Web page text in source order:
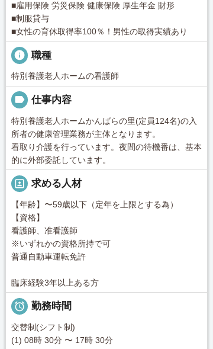
■雇用保険 労災保険 健康保険 厚生年金 財形
■制服貸与
■女性の育休取得率100％！男性の取得実績あり
info 職種
特別養護老人ホームの看護師
label 仕事内容
特別養護老人ホームかんばらの里(定員124名)の入
所者の健康管理業務が主体となります。
看取り介護を行っています。夜間の待機番は、基本
的に外部委託しています。
portrait 求める人材
【年齢】〜59歳以下（定年を上限とする為）
【資格】
看護師、准看護師
※いずれかの資格所持で可
普通自動車運転免許
臨床経験3年以上ある方
 勤務時間
交替制(シフト制)
(1) 08時 30分 〜 17時 30分